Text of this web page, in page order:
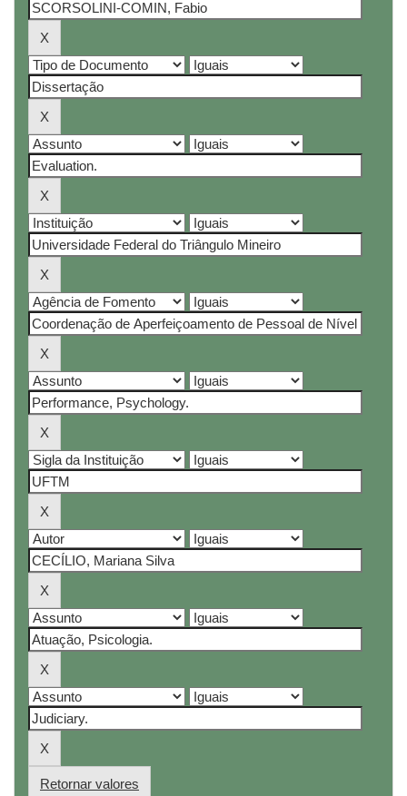
Retornar valores